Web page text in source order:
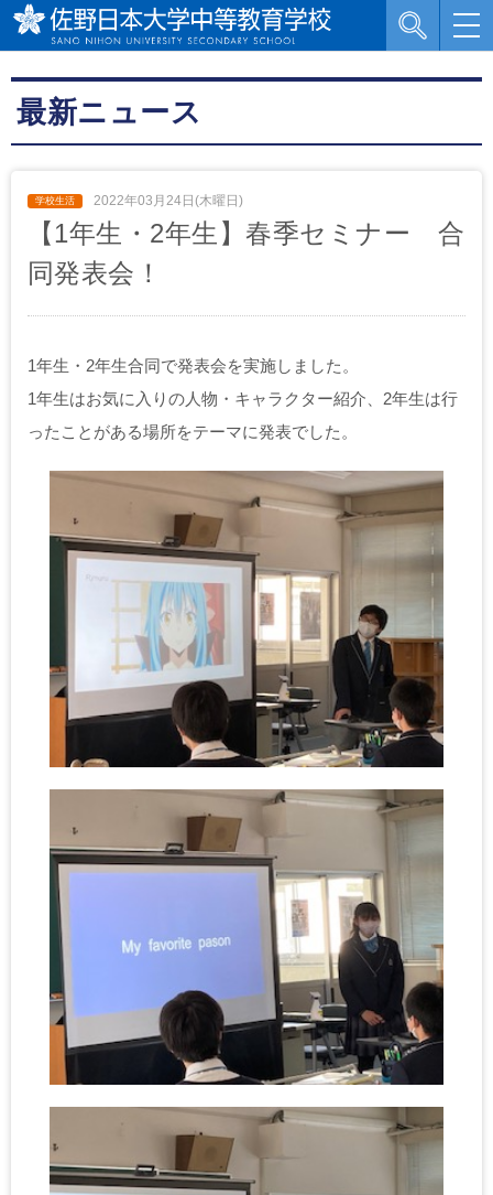
最新ニュース
2022年03月24日(木曜日)
【1年生・2年生】春季セミナー 合
同発表会！
1年生・2年生合同で発表会を実施しました。
1年生はお気に入りの人物・キャラクター紹介、2年生は行
ったことがある場所をテーマに発表でした。